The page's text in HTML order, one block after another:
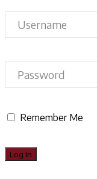
Remember Me